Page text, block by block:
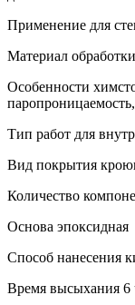
Применение для
Материал
Особенности
Тип работ для
Вид покрытия
Количество
Основа эпоксидная
Способ нанесения
Время высыхания 6